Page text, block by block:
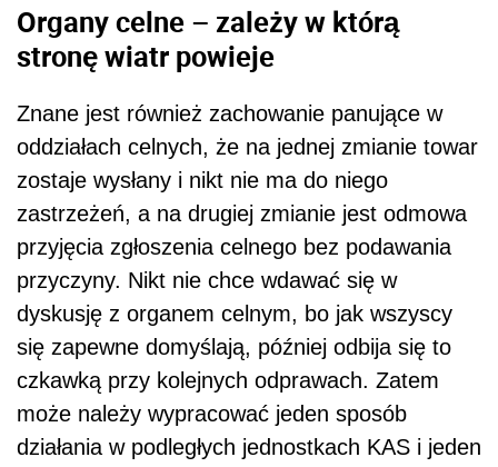
Organy celne – zależy w którą
stronę wiatr powieje
Znane jest również zachowanie panujące w
oddziałach celnych, że na jednej zmianie towar
zostaje wysłany i nikt nie ma do niego
zastrzeżeń, a na drugiej zmianie jest odmowa
przyjęcia zgłoszenia celnego bez podawania
przyczyny. Nikt nie chce wdawać się w
dyskusję z organem celnym, bo jak wszyscy
się zapewne domyślają, później odbija się to
czkawką przy kolejnych odprawach. Zatem
może należy wypracować jeden sposób
działania w podległych jednostkach KAS i jeden